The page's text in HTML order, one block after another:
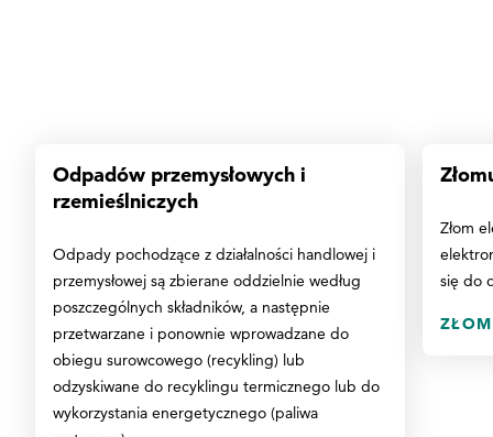
Odpadów przemysłowych i
rzemieślniczych
Odpady pochodzące z działalności handlowej i
przemysłowej są zbierane oddzielnie według
poszczególnych składników, a następnie
przetwarzane i ponownie wprowadzane do
obiegu surowcowego (recykling) lub
odzyskiwane do recyklingu termicznego lub do
wykorzystania energetycznego (paliwa
Złom
się do